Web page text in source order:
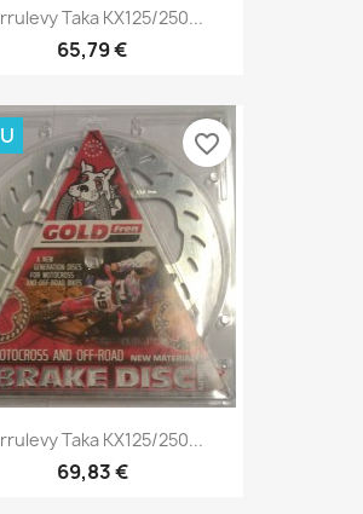
Taka KX125/250...
65,79 €
Taka KX125/250...
69,83 €
favorite_border